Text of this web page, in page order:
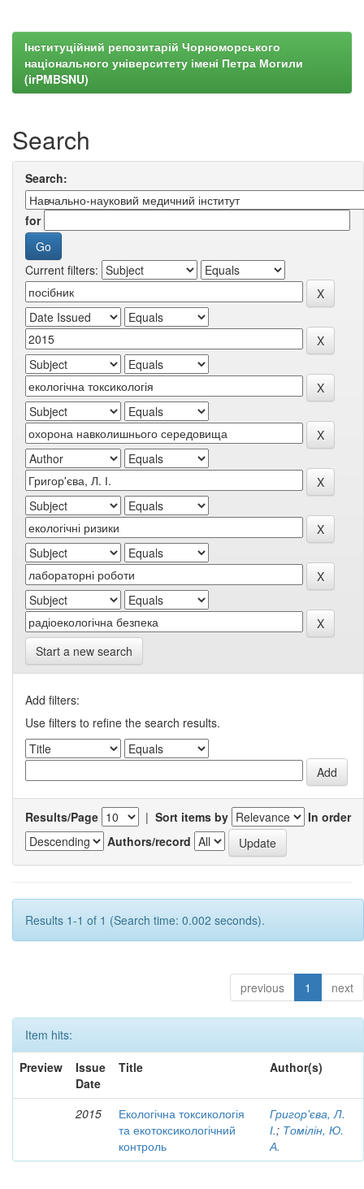
Інституційний репозитарій Чорноморського
національного університету імені Петра Могили
(irPMBSNU)
Search
Search:
for
Current filters:
Start a new search
Add filters:
Use filters to refine the search results.
Results/Page | Sort items by
In order
Authors/record
Results 1-1 of 1 (Search time: 0.002 seconds).
previous 1 next
Item hits:
Preview
Issue
Date
Title Author(s)
2015
Екологічна токсикологія
та екотоксикологічний
контроль
Григор'єва, Л.
І.; Томілін, Ю.
А.